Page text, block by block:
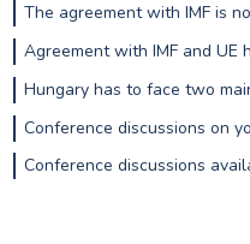
The agreement with IMF is
Agreement with IMF and UE
Hungary has to face two
Conference discussions on
Conference discussions